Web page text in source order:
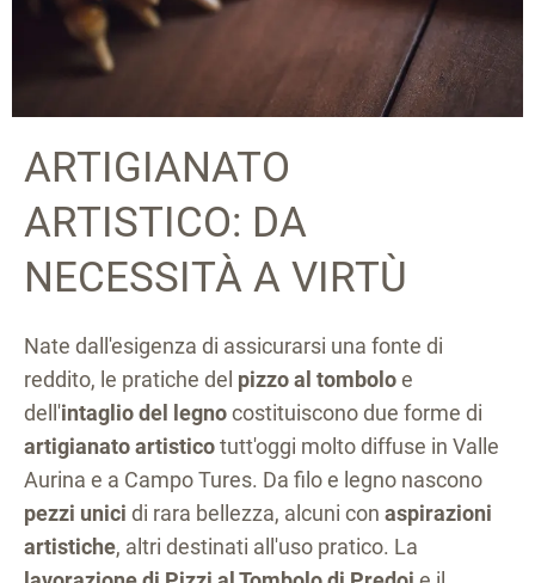
ARTIGIANATO
ARTISTICO: DA
NECESSITÀ A VIRTÙ
Nate dall'esigenza di assicurarsi una fonte di
reddito, le pratiche del pizzo al tomboloe
dell'intaglio del legnocostituiscono due forme di
artigianato artisticotutt'oggi molto diffuse in Valle
Aurina e a Campo Tures. Da filo e legno nascono
pezzi unici di rara bellezza, alcuni con aspirazioni
artistiche, altri destinati all'uso pratico. La